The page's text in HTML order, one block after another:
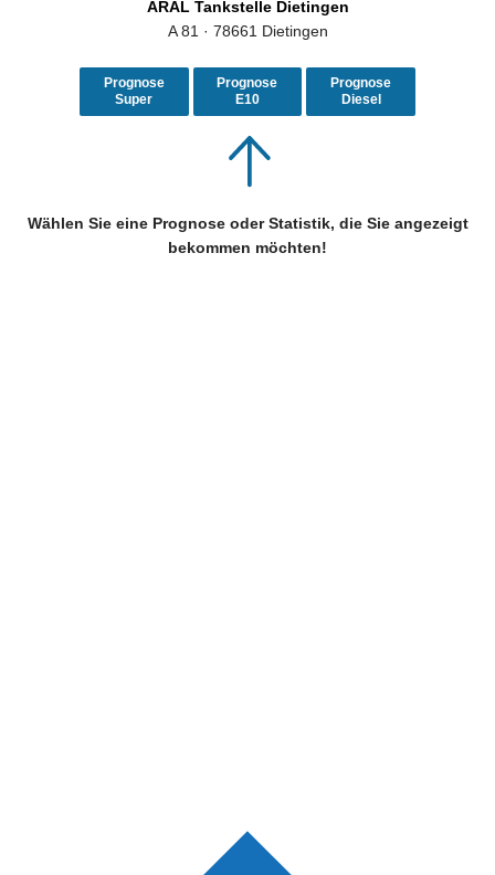
ARAL Tankstelle Dietingen
A 81 · 78661 Dietingen
Prognose
Super
Prognose
E10
Prognose
Diesel
Wählen Sie eine Prognose oder Statistik, die Sie angezeigt
bekommen möchten!